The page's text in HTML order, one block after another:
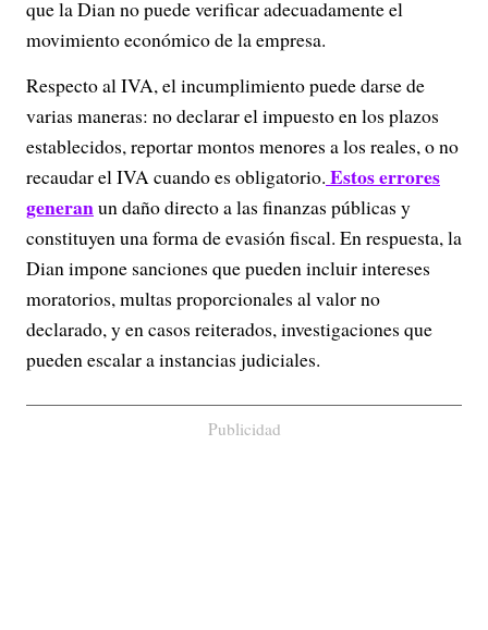
que la Dian no puede verificar adecuadamente el
movimiento económico de la empresa.
Respecto al IVA, el incumplimiento puede darse de
varias maneras: no declarar el impuesto en los plazos
establecidos, reportar montos menores a los reales, o no
recaudar el IVA cuando es obligatorio. Estos errores
generanun daño directo a las finanzas públicas y
constituyen una forma de evasión fiscal. En respuesta, la
Dian impone sanciones que pueden incluir intereses
moratorios, multas proporcionales al valor no
declarado, y en casos reiterados, investigaciones que
pueden escalar a instancias judiciales.
Publicidad